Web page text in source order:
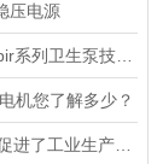
压电源
机您了解多少？